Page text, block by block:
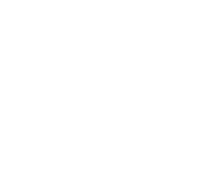
です。
ず変更すること